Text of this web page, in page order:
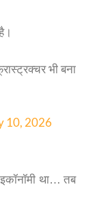
भी बना
10, 2026
था… तब